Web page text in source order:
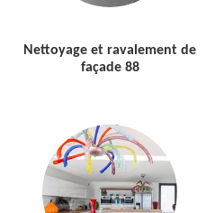
Nettoyage et ravalement de
façade 88